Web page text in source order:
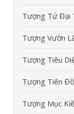
Tượng Tứ Đại
Tượng Vườn
Tượng Tiêu
Tượng Tiên
Tượng Mục